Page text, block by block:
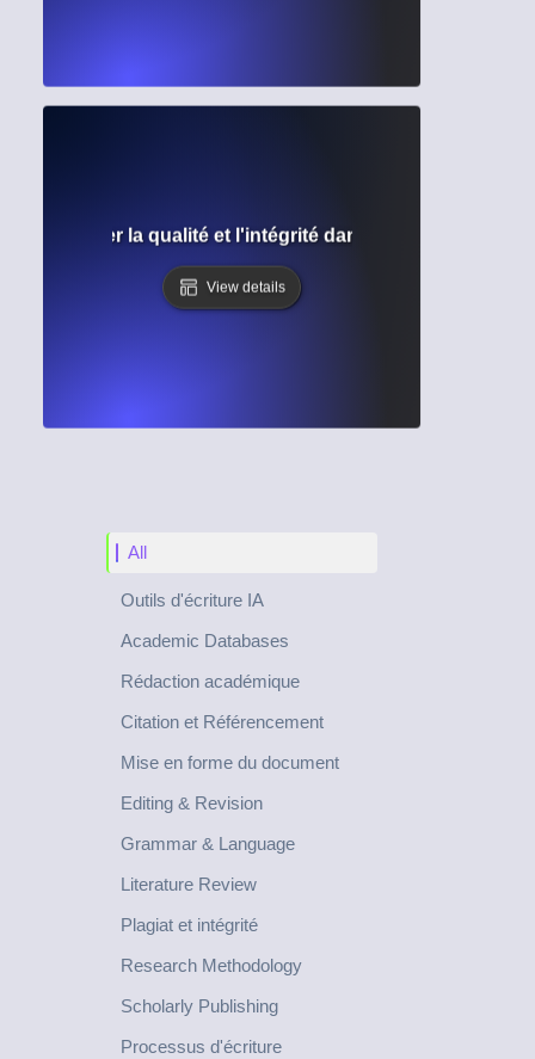
All
Outils d'écriture IA
Academic Databases
Rédaction académique
Citation et Référencement
Mise en forme du document
Editing & Revision
Grammar & Language
Literature Review
Plagiat et intégrité
Research Methodology
Scholarly Publishing
Processus d'écriture
: Assurer la qualité et l'intégrité dans la recherche
View details